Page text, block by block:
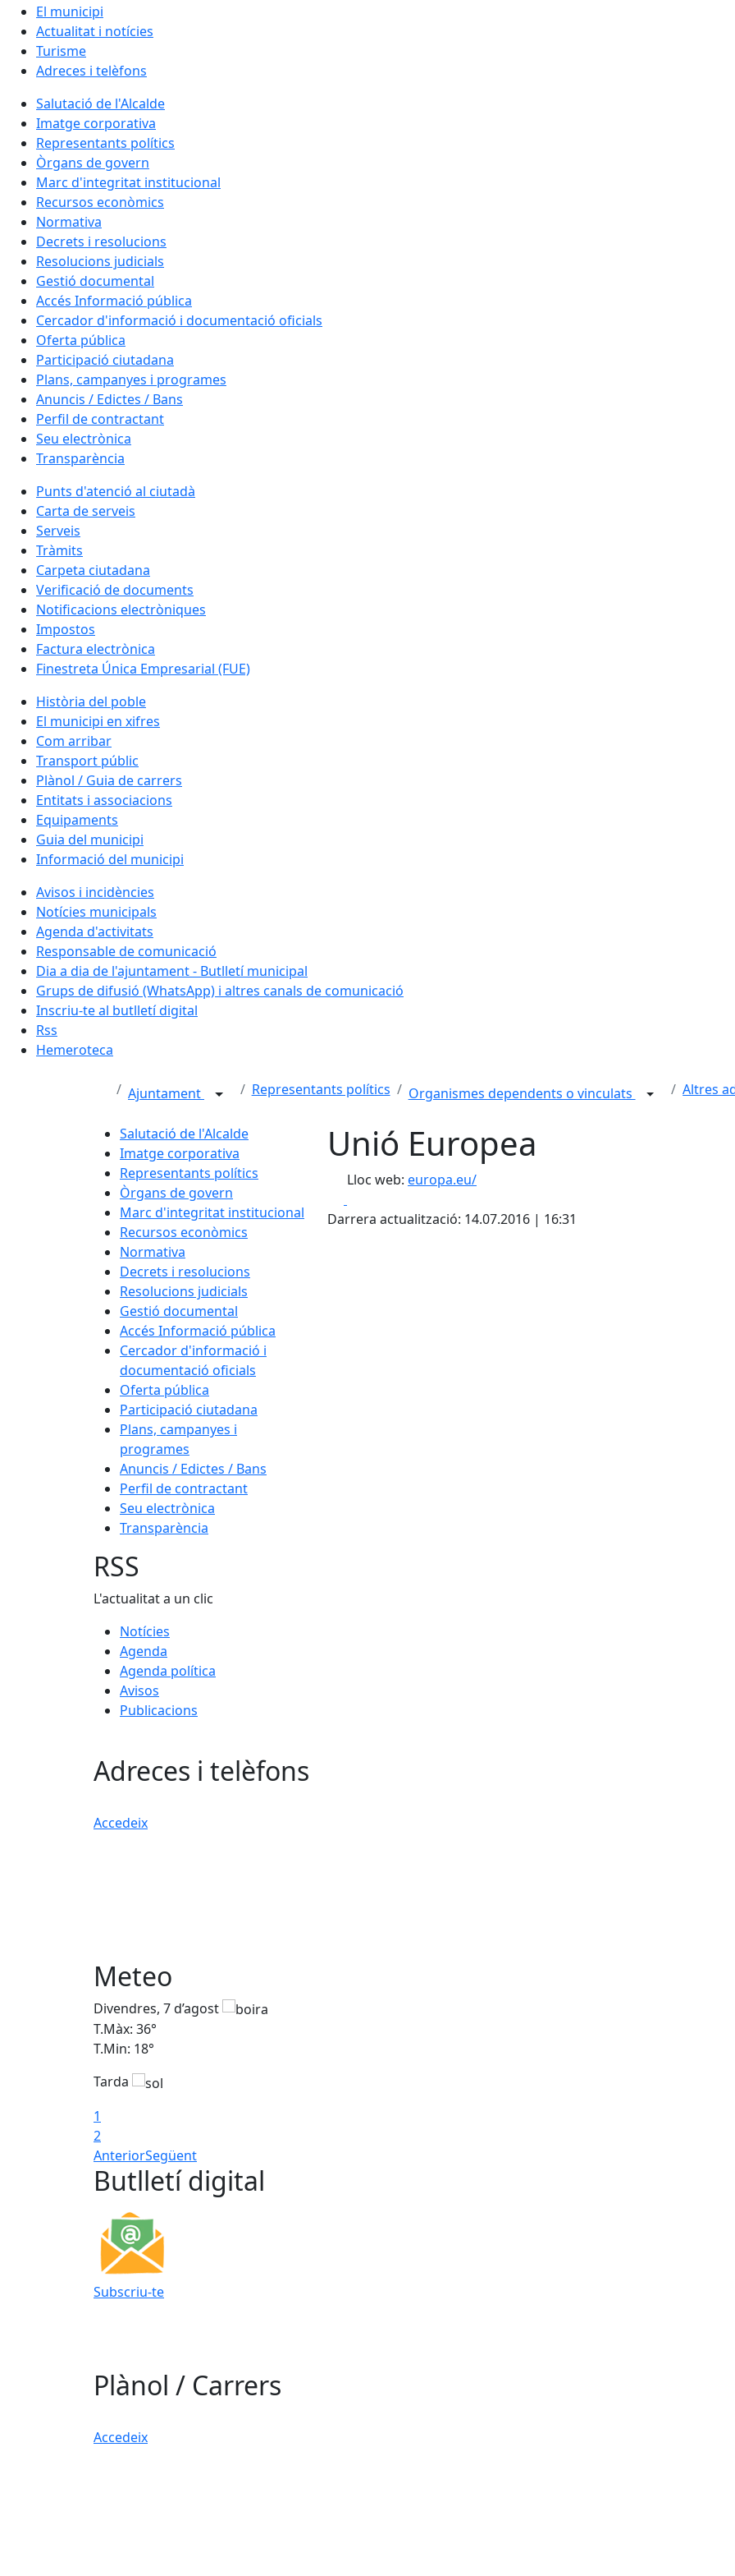
El municipi
Actualitat i notícies
Turisme
Adreces i telèfons
Salutació de l'Alcalde
Imatge corporativa
Representants polítics
Òrgans de govern
Marc d'integritat institucional
Recursos econòmics
Normativa
Decrets i resolucions
Resolucions judicials
Gestió documental
Accés Informació pública
Cercador d'informació i documentació oficials
Oferta pública
Participació ciutadana
Plans, campanyes i programes
Anuncis / Edictes / Bans
Perfil de contractant
Seu electrònica
Transparència
Punts d'atenció al ciutadà
Carta de serveis
Serveis
Tràmits
Carpeta ciutadana
Verificació de documents
Notificacions electròniques
Impostos
Factura electrònica
Finestreta Única Empresarial (FUE)
Història del poble
El municipi en xifres
Com arribar
Transport públic
Plànol / Guia de carrers
Entitats i associacions
Equipaments
Guia del municipi
Informació del municipi
Avisos i incidències
Notícies municipals
Agenda d'activitats
Responsable de comunicació
Dia a dia de l'ajuntament - Butlletí municipal
Grups de difusió (WhatsApp) i altres canals de comunicació
Inscriu-te al butlletí digital
Rss
Hemeroteca
Ajuntament Representants polítics Organismes dependents o vinculats Altres
Salutació de l'Alcalde
Imatge corporativa
Representants polítics
Òrgans de govern
Marc d'integritat institucional
Recursos econòmics
Normativa
Decrets i resolucions
Resolucions judicials
Gestió documental
Accés Informació pública
Cercador d'informació i
documentació oficials
Oferta pública
Participació ciutadana
Plans, campanyes i
programes
Anuncis / Edictes / Bans
Perfil de contractant
Seu electrònica
Transparència
Unió Europea
Lloc web: europa.eu/
Darrera actualització: 14.07.2016 | 16:31
RSS
L'actualitat a un clic
Notícies
Agenda
Agenda política
Avisos
Publicacions
Adreces i telèfons
Accedeix
Meteo
Divendres, 7 d’agost
T.Màx: 36°
T.Min: 18°
Tarda
1
2
AnteriorSegüent
Butlletí digital
Subscriu-te
Plànol / Carrers
Accedeix